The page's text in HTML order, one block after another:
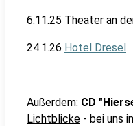
6.11.25 Theater an
24.1.26 Hotel Dresel
Außerdem: CD
Lichtblicke - bei uns